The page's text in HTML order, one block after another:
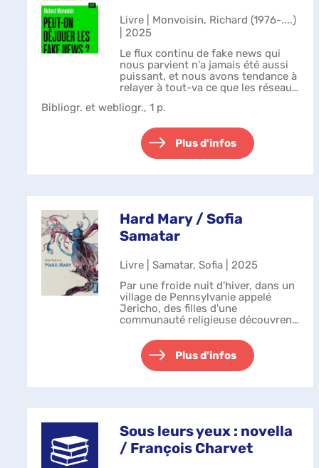
Livre | Monvoisin, Richard (1976-....)
| 2025
Le flux continu de fake news qui
nous parvient n'a jamais été aussi
puissant, et nous avons tendance à
relayer à tout-va ce que les réseaux
évaluer la vraisemblance de ce
Bibliogr. et webliogr., 1 p.
Plus d'infos
Hard Mary / Sofia
Samatar
Livre | Samatar, Sofia | 2025
Par une froide nuit d'hiver, dans un
village de Pennsylvanie appelé
Jericho, des filles d'une
communauté religieuse découvrent
métallique ; un robot fabriqué par
Profane Industries, une
gigantesque...
Plus d'infos
Sous leurs yeux : novella
/ François Charvet